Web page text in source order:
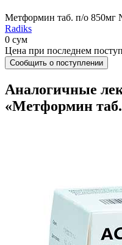
Метформин таб. п/о 850мг
Radiks
0 сум
Цена при последнем
Сообщить о поступлении
Аналогичные
«Метформин